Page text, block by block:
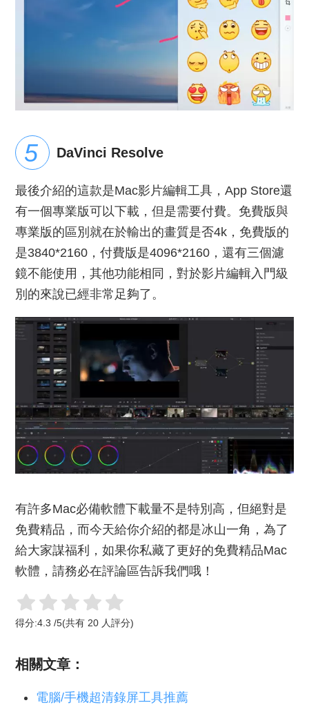
DaVinci Resolve
最後介紹的這款是Mac影片編輯工具，App Store還
有一個專業版可以下載，但是需要付費。免費版與
專業版的區別就在於輸出的畫質是否4k，免費版的
是3840*2160，付費版是4096*2160，還有三個濾
鏡不能使用，其他功能相同，對於影片編輯入門級
別的來說已經非常足夠了。
有許多Mac必備軟體下載量不是特別高，但絕對是
免費精品，而今天給你介紹的都是冰山一角，為了
給大家謀福利，如果你私藏了更好的免費精品Mac
軟體，請務必在評論區告訴我們哦！
得分:4.3 /5(共有 20 人評分)
相關文章：
電腦/手機超清錄屏工具推薦